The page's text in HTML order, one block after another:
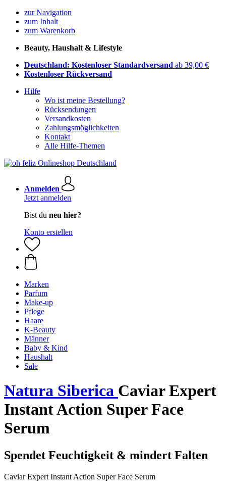
zur Navigation
zum Inhalt
zum Warenkorb
Beauty, Haushalt & Lifestyle
Deutschland: Kostenloser Standardversand ab 39,00 €
Kostenloser Rückversand
Hilfe
Wo ist meine Bestellung?
Rücksendungen
Versandkosten
Zahlungsmöglichkeiten
Kontakt
Alle Hilfe-Themen
Anmelden
Jetzt anmelden
Bist du neu hier?
Konto erstellen
Marken
Parfum
Make-up
Pflege
Haare
K-Beauty
Männer
Baby & Kind
Haushalt
Sale
Natura Siberica Caviar Expert
Instant Action Super Face
Serum
Spendet Feuchtigkeit & mindert Falten
Caviar Expert Instant Action Super Face Serum